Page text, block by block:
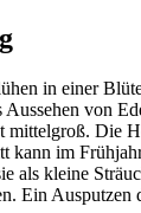
in einer
Aussehen von
mittelgroß. Die
kann im
als kleine
Ein Ausputzen